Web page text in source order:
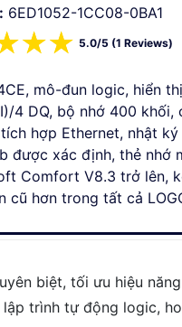
6ED1052-1CC08-0BA1
☆
☆ 5.0/5 (1 Reviews)
mô-đun logic, hiển
4 DQ, bộ nhớ 400
hợp Ethernet, nhật
được xác định, thẻ nhớ
Comfort V8.3 trở lên,
cũ hơn trong tất cả
biệt, tối ưu hiệu
trình tự động logic,